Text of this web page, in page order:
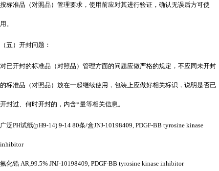
按标准品（对照品）管理要求，使用前应对其进行验证，确认无误后方可使
用。
（五）开封问题：
对已开封的标准品（对照品）管理方面的问题应做严格的规定，不应同未开封
的标准品（对照品）放在一起继续使用，包装上应做好相关标识，说明是否已
开封过、何时开封的，内含*量等相关信息。
广泛PH试纸(pH9-14) 9-14 80条/盒JNJ-10198409, PDGF-BB tyrosine kinase
inhibitor
氟化铅 AR,99.5% JNJ-10198409, PDGF-BB tyrosine kinase inhibitor